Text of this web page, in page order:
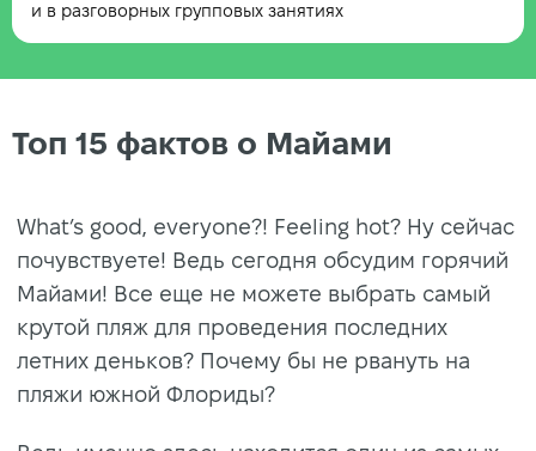
и в разговорных групповых занятиях
Топ 15 фактов о Майами
What’s good, everyone?! Feeling hot? Ну сейчас
почувствуете! Ведь сегодня обсудим горячий
Майами! Все еще не можете выбрать самый
крутой пляж для проведения последних
летних деньков? Почему бы не рвануть на
пляжи южной Флориды?